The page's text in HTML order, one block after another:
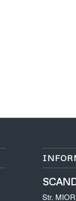
Str.